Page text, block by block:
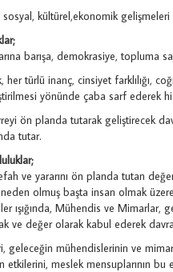
kültürel,ekonomik
barışa, demokrasiye, topluma
türlü inanç, cinsiyet farklılığı,
yönünde çaba sarf ederek
ön planda tutarak geliştirecek
tutar.
ve yararını ön planda tutan
olmuş başta insan olmak
ışığında, Mühendis ve Mimarlar,
ve değer olarak kabul ederek
geleceğin mühendislerinin ve
meslek mensuplarının bu